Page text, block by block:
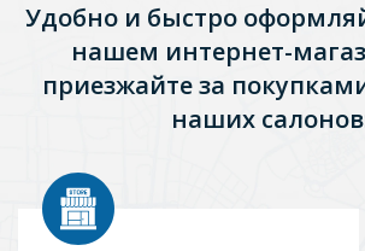
Удобно и быстро
нашем интернет-
приезжайте за
наших